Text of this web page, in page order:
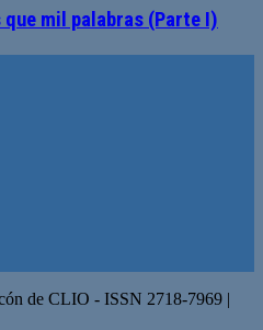
que mil palabras (Parte I)
de CLIO - ISSN 2718-7969 |